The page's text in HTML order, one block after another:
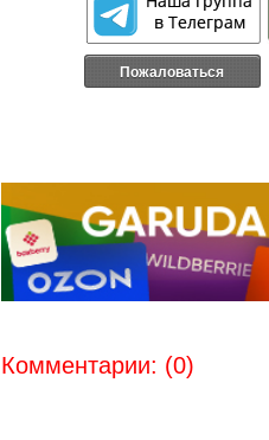
Пожаловаться
Комментарии: (0)